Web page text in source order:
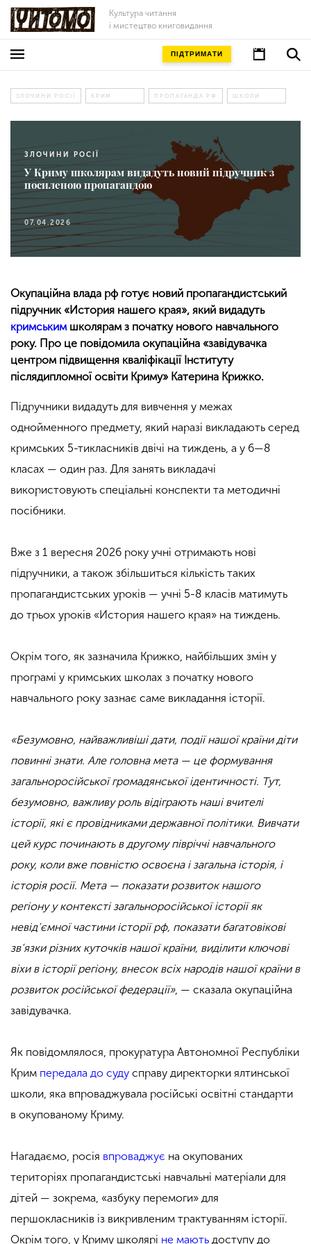
Культура читання
і мистецтво книговидання
ПІДТРИМАТИ
ЗЛОЧИНИ РОСІЇ КРИМ ПРОПАГАНДА РФ ШКОЛИ
ЗЛОЧИНИ РОСІЇ
У Криму школярам видадуть новий підручник з
посиленою пропагандою
07.04.2026
Окупаційна влада рф готує новий пропагандистський
підручник «История нашего края», який видадуть
кримськимшколярам з початку нового навчального
року. Про це повідомила окупаційна «завідувачка
центром підвищення кваліфікації Інституту
післядипломної освіти Криму» Катерина Крижко.
Підручники видадуть для вивчення у межах
однойменного предмету, який наразі викладають серед
кримських 5-тикласників двічі на тиждень, а у 6—8
класах — один раз. Для занять викладачі
використовують спеціальні конспекти та методичні
посібники.
Вже з 1 вересня 2026 року учні отримають нові
підручники, а також збільшиться кількість таких
пропагандистських уроків — учні 5-8 класів матимуть
до трьох уроків «История нашего края» на тиждень.
Окрім того, як зазначила Крижко, найбільших змін у
програмі у кримських школах з початку нового
навчального року зазнає саме викладання історії.
«Безумовно, найважливіші дати, події нашої країни діти
повинні знати. Але головна мета — це формування
загальноросійської громадянської ідентичності. Тут,
безумовно, важливу роль відіграють наші вчителі
історії, які є провідниками державної політики. Вивчати
цей курс починають в другому півріччі навчального
року, коли вже повністю освоєна і загальна історія, і
історія росії. Мета — показати розвиток нашого
регіону у контексті загальноросійської історії як
невід’ємної частини історії рф, показати багатовікові
зв’язки різних куточків нашої країни, виділити ключові
віхи в історії регіону, внесок всіх народів нашої країни в
розвиток російської федерації», — сказала окупаційна
завідувачка.
Як повідомлялося, прокуратура Автономної Республіки
Крим передала до суду справу директорки ялтинської
школи, яка впроваджувала російські освітні стандарти
в окупованому Криму.
Нагадаємо, росія впроваджує на окупованих
територіях пропагандистські навчальні матеріали для
дітей — зокрема, «азбуку перемоги» для
першокласників із викривленим трактуванням історії.
Окрім того, у Криму школярі не мають доступу до